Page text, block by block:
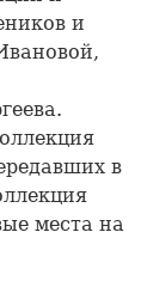
и
в
места на